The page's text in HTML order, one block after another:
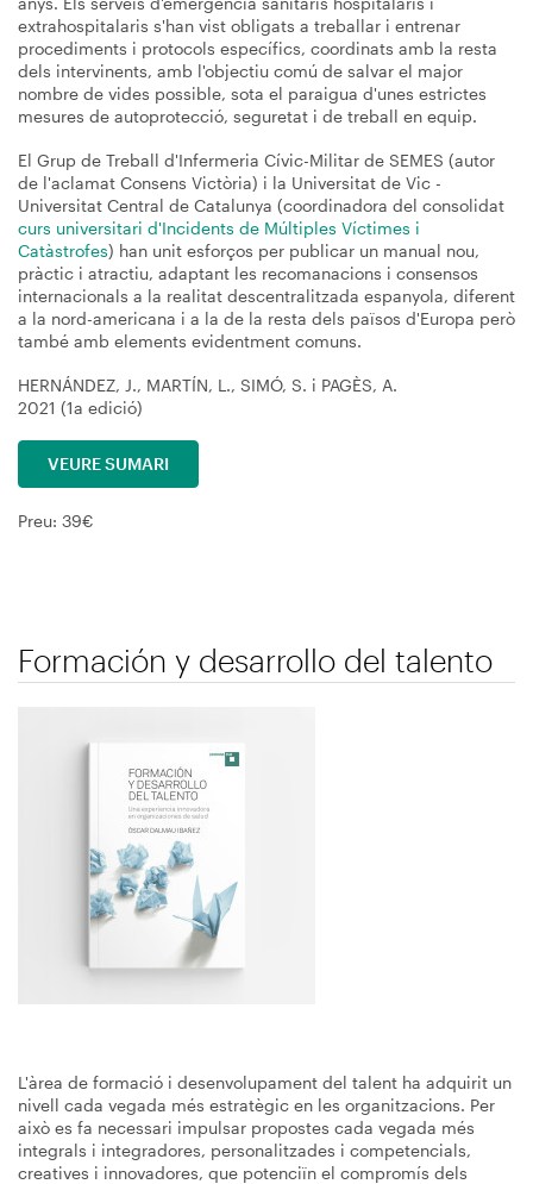
extrahospitalaris s'han vist obligats a treballar i entrenar
procediments i protocols específics, coordinats amb la resta
dels intervinents, amb l'objectiu comú de salvar el major
nombre de vides possible, sota el paraigua d'unes estrictes
mesures de autoprotecció, seguretat i de treball en equip.
El Grup de Treball d'Infermeria Cívic-Militar de SEMES (autor
de l'aclamat Consens Victòria) i la Universitat de Vic -
Universitat Central de Catalunya (coordinadora del consolidat
curs universitari d'Incidents de Múltiples Víctimes i
Catàstrofes) han unit esforços per publicar un manual nou,
pràctic i atractiu, adaptant les recomanacions i consensos
internacionals a la realitat descentralitzada espanyola, diferent
a la nord-americana i a la de la resta dels països d'Europa però
també amb elements evidentment comuns.
HERNÁNDEZ, J., MARTÍN, L., SIMÓ, S. i PAGÈS, A.
2021 (1a edició)
VEURE SUMARI
Preu: 39€
Formación y desarrollo del talento
L'àrea de formació i desenvolupament del talent ha adquirit un
nivell cada vegada més estratègic en les organitzacions. Per
això es fa necessari impulsar propostes cada vegada més
integrals i integradores, personalitzades i competencials,
creatives i innovadores, que potenciïn el compromís dels